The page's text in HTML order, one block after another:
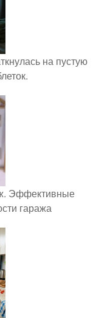
на пустую
Эффективные
гаража